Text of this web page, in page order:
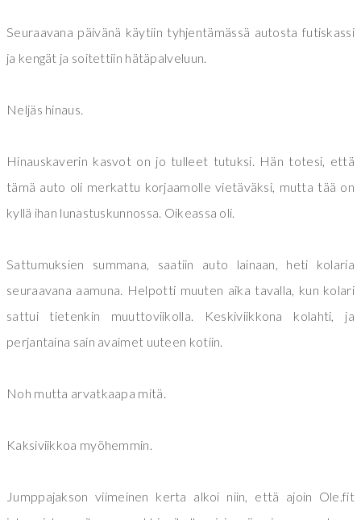
Seuraavana päivänä käytiin tyhjentämässä autosta futiskassi
ja kengät ja soitettiin hätäpalveluun.
Neljäs hinaus.
Hinauskaverin kasvot on jo tulleet tutuksi. Hän totesi, että
tämä auto oli merkattu korjaamolle vietäväksi, mutta tää on
kyllä ihan lunastuskunnossa. Oikeassa oli.
Sattumuksien summana, saatiin auto lainaan, heti kolaria
seuraavana aamuna. Helpotti muuten aika tavalla, kun kolari
sattui tietenkin muuttoviikolla. Keskiviikkona kolahti, ja
perjantaina sain avaimet uuteen kotiin.
Noh mutta arvatkaapa mitä.
Kaksiviikkoa myöhemmin.
Jumppajakson viimeinen kerta alkoi niin, että ajoin Ole.fit